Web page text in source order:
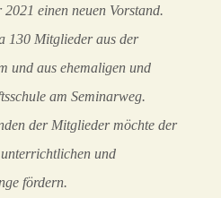
einen neuen Vorstand.
130 Mitglieder aus der
und aus ehemaligen und
am Seminarweg.
der Mitglieder möchte der
und
fördern.